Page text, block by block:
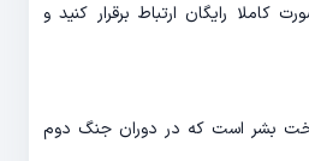
کاملا رایگان ارتباط برقرار کنید و
بشر است که در دوران جنگ دوم